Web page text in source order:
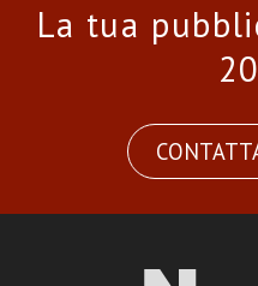
La tua